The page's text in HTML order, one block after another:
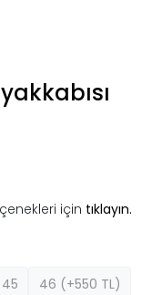
için tıklayın.
45 46 (+550 TL)